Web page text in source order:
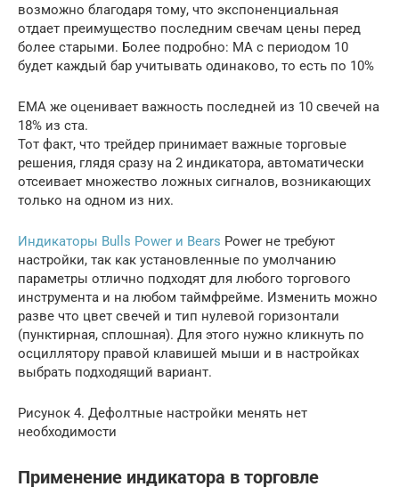
возможно благодаря тому, что экспоненциальная
отдает преимущество последним свечам цены перед
более старыми. Более подробно: MA с периодом 10
будет каждый бар учитывать одинаково, то есть по 10%
EMA же оценивает важность последней из 10 свечей на
18% из ста.
Тот факт, что трейдер принимает важные торговые
решения, глядя сразу на 2 индикатора, автоматически
отсеивает множество ложных сигналов, возникающих
только на одном из них.
Индикаторы Bulls Power и Bears Power не требуют
настройки, так как установленные по умолчанию
параметры отлично подходят для любого торгового
инструмента и на любом таймфрейме. Изменить можно
разве что цвет свечей и тип нулевой горизонтали
(пунктирная, сплошная). Для этого нужно кликнуть по
осциллятору правой клавишей мыши и в настройках
выбрать подходящий вариант.
Рисунок 4. Дефолтные настройки менять нет
необходимости
Применение индикатора в торговле